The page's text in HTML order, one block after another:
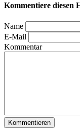
Kommentiere diesen
Name
E-Mail
Kommentar